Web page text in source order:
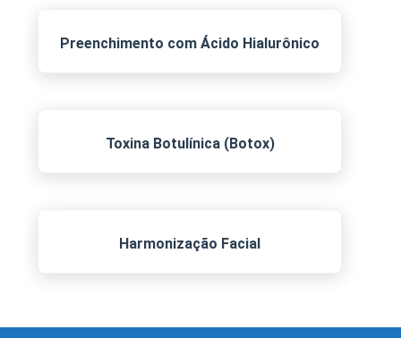
Preenchimento com Ácido Hialurônico
Toxina Botulínica (Botox)
Harmonização Facial